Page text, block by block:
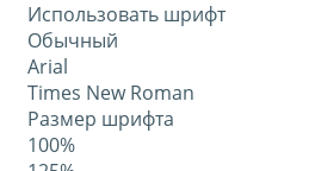
Использовать шрифт
Обычный
Arial
Times New Roman
Размер шрифта
100%